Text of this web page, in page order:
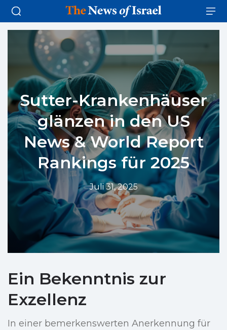
Sutter-Krankenhäuser
glänzen in den US
News & World Report
Rankings für 2025
Juli 31, 2025
Ein Bekenntnis zur
Exzellenz
In einer bemerkenswerten Anerkennung für